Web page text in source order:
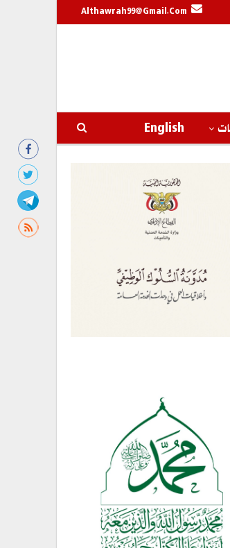
Althawrah99@gmail.com
English